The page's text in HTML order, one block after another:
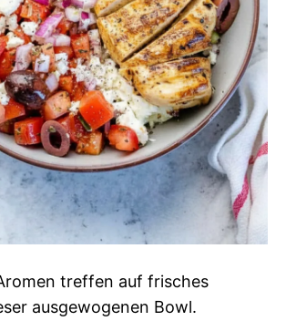
treffen auf frisches
ausgewogenen Bowl.